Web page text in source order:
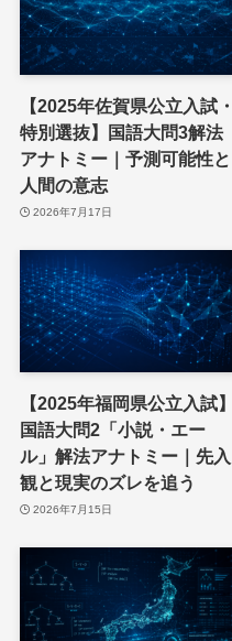
【2025年佐賀県公立入試・
特別選抜】国語大問3解法
アナトミー｜予測可能性と
人間の意志
2026年7月17日
【2025年福岡県公立入試】
国語大問2「小説・エー
ル」解法アナトミー｜先入
観と現実のズレを追う
2026年7月15日